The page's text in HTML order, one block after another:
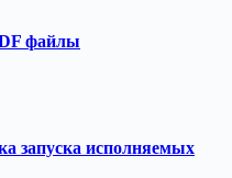
файлы
запуска исполняемых